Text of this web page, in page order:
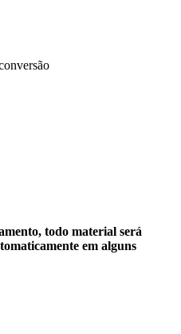
todo material será
em alguns